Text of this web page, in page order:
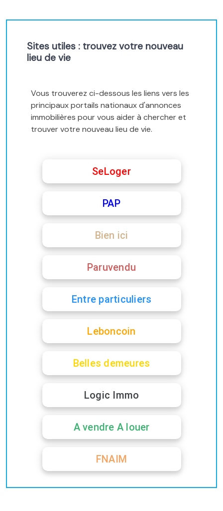
Sites utiles : trouvez votre nouveau
lieu de vie
Vous trouverez ci-dessous les liens vers les
principaux portails nationaux d'annonces
immobilières pour vous aider à chercher et
trouver votre nouveau lieu de vie.
SeLoger
PAP
Bien ici
Paruvendu
Entre particuliers
Leboncoin
Belles demeures
Logic Immo
A vendre A louer
FNAIM